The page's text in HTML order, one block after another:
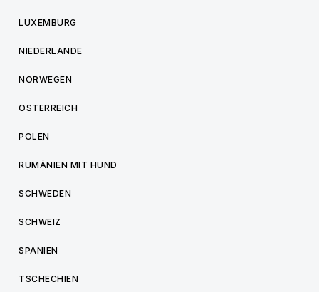
LUXEMBURG
NIEDERLANDE
NORWEGEN
ÖSTERREICH
POLEN
RUMÄNIEN MIT HUND
SCHWEDEN
SCHWEIZ
SPANIEN
TSCHECHIEN